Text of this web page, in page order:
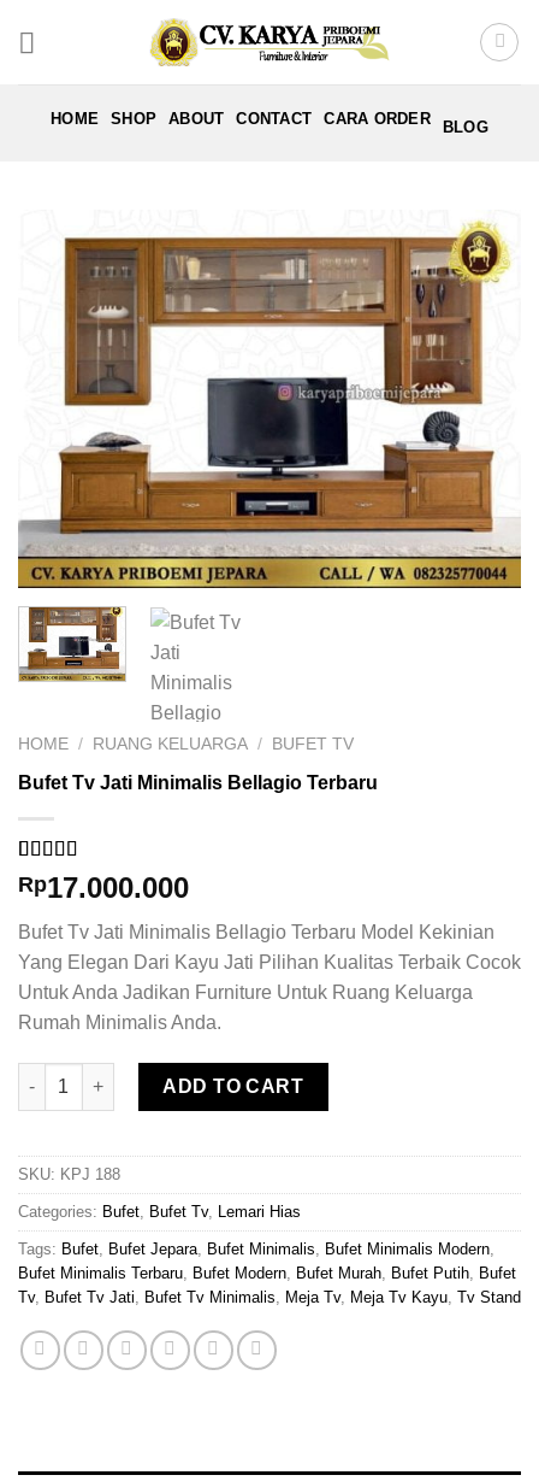
HOME SHOP ABOUT CONTACT CARA ORDER BLOG
HOME / RUANG KELUARGA / BUFET TV
Bufet Tv Jati Minimalis Bellagio Terbaru
Rated5.00
out of 5
1
customer
rating
Rp17.000.000
Bufet Tv Jati Minimalis Bellagio Terbaru Model Kekinian
Yang Elegan Dari Kayu Jati Pilihan Kualitas Terbaik Cocok
Untuk Anda Jadikan Furniture Untuk Ruang Keluarga
Rumah Minimalis Anda.
Bufet Tv Jati Minimalis Bellagio Terbaru quantity
ADD TO CART
SKU: KPJ 188
Categories: Bufet Bufet Tv, Lemari Hias
Tags: Bufet Bufet Jepara Bufet Minimalis Bufet Minimalis Modern
Bufet Minimalis Terbaru Bufet Modern Bufet Murah Bufet Putih Bufet
Tv, Bufet Tv Jati Bufet Tv Minimalis Meja Tv, Meja Tv Kayu Tv Stand